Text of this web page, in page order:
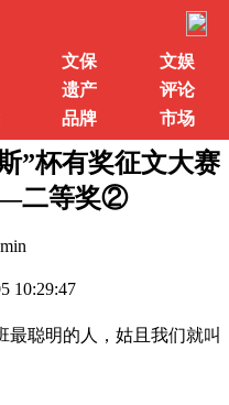
文保
文娱
遗产
评论
品牌 市场
”杯有奖征文大赛
二等奖②
10:29:47
最聪明的人，姑且我们就叫